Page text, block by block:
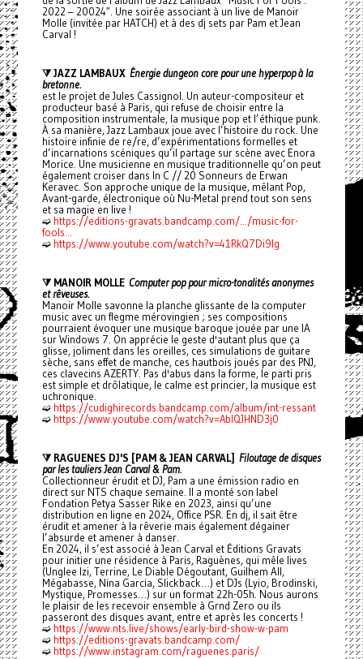
2022 – 20024″. Une soirée associant à un live de Manoir
Molle (invitée par HATCH) et à des dj sets par Pam et Jean
Carval !
⧩ JAZZ LAMBAUX Énergie dungeon core pour une hyperpop à la
bretonne.
est le projet de Jules Cassignol. Un auteur-compositeur et
producteur basé à Paris, qui refuse de choisir entre la
composition instrumentale, la musique pop et l’éthique punk.
À sa manière, Jazz Lambaux joue avec l’histoire du rock. Une
histoire infinie de re/re, d’expérimentations formelles et
d’incarnations scéniques qu’il partage sur scène avec Enora
Morice. Une musicienne en musique traditionnelle qu’on peut
également croiser dans In C // 20 Sonneurs de Erwan
Keravec. Son approche unique de la musique, mêlant Pop,
Avant-garde, électronique où Nu-Metal prend tout son sens
et sa magie en live !
➫ https://editions-gravats.bandcamp.com/.../music-for-
fools...
➫ https://www.youtube.com/watch?v=41RkQ7Di9lg
⧩ MANOIR MOLLE Computer pop pour micro-tonalités anonymes
et rêveuses.
Manoir Molle savonne la planche glissante de la computer
music avec un flegme mérovingien ; ses compositions
pourraient évoquer une musique baroque jouée par une IA
sur Windows 7. On apprécie le geste d'autant plus que ça
glisse, joliment dans les oreilles, ces simulations de guitare
sèche, sans effet de manche, ces hautbois joués par des PNJ,
ces clavecins AZERTY. Pas d'abus dans la forme, le parti pris
est simple et drôlatique, le calme est princier, la musique est
uchronique.
➫ https://cudighirecords.bandcamp.com/album/int-ressant
➫ https://www.youtube.com/watch?v=AbIQJHND3j0
⧩ RAGUENES DJ'S [PAM & JEAN CARVAL] Filoutage de disques
par les tauliers Jean Carval & Pam.
Collectionneur érudit et DJ, Pam a une émission radio en
direct sur NTS chaque semaine. Il a monté son label
Fondation Petya Sasser Rike en 2023, ainsi qu’une
distribution en ligne en 2024, Office PSR. En dj, il sait être
érudit et amener à la rêverie mais également dégainer
l’absurde et amener à danser.
En 2024, il s’est associé à Jean Carval et Éditions Gravats
pour initier une résidence à Paris, Raguènes, qui mêle lives
(Unglee Izi, Terrine, Le Diable Dégoutant, Guilhem All,
Mégabasse, Nina Garcia, Slickback…) et DJs (Lyio, Brodinski,
Mystique, Promesses…) sur un format 22h-05h. Nous aurons
le plaisir de les recevoir ensemble à Grnd Zero ou ils
passeront des disques avant, entre et après les concerts !
➫ https://www.nts.live/shows/early-bird-show-w-pam
➫ https://editions-gravats.bandcamp.com/
➫ https://www.instagram.com/raguenes.paris/